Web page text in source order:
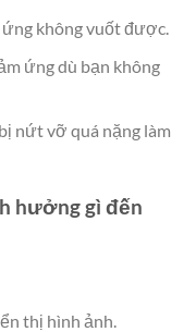
không vuốt được.
ứng dù bạn không
nứt vỡ quá nặng làm
hưởng gì đến
thị hình ảnh.